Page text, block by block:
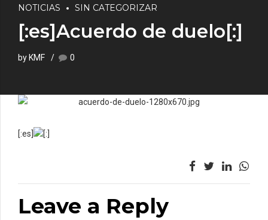
NOTICIAS SIN CATEGORIZAR
[:es]Acuerdo de duelo[:]
by KMF 0
[:es] [:]
Leave a Reply